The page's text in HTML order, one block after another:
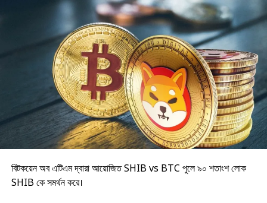
বিটকয়েন অব এটিএম দ্বারা আয়োজিত SHIB vs BTC পুলে ৯০ শতাংশ লোক
SHIB কে সমর্থন করে।